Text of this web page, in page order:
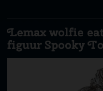
Lemax wolfie
figuur Spooky